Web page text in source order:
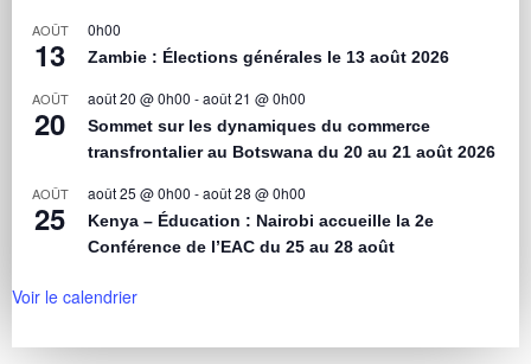
AOÛT
13
0h00
Zambie : Élections générales le 13 août 2026
AOÛT
20
août 20 @ 0h00 -août 21 @ 0h00
Sommet sur les dynamiques du commerce
transfrontalier au Botswana du 20 au 21 août 2026
AOÛT
25
août 25 @ 0h00 -août 28 @ 0h00
Kenya – Éducation : Nairobi accueille la 2e
Conférence de l’EAC du 25 au 28 août
Voir le calendrier